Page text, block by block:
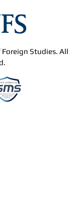
Studies. All